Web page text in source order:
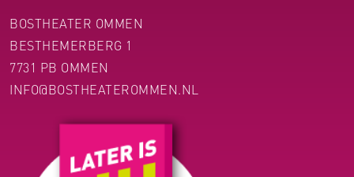
BOSTHEATER OMMEN
BESTHEMERBERG 1
7731 PB OMMEN
INFO@BOSTHEATEROMMEN.NL